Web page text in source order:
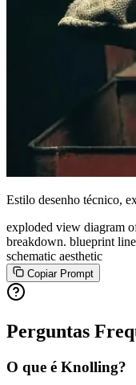
Estilo desenho técnico,
exploded view diagram
breakdown. blueprint
schematic aesthetic
Copiar Prompt
Perguntas
O que é Knolling?